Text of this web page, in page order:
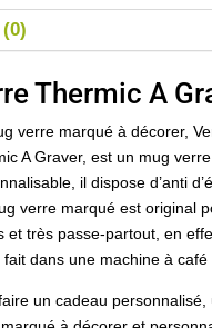
Thermic A
verre marqué à décorer,
A Graver, est un mug verre
il dispose d’anti
verre marqué est original
et très passe-partout, en
fait dans une machine à café
un cadeau personnalisé,